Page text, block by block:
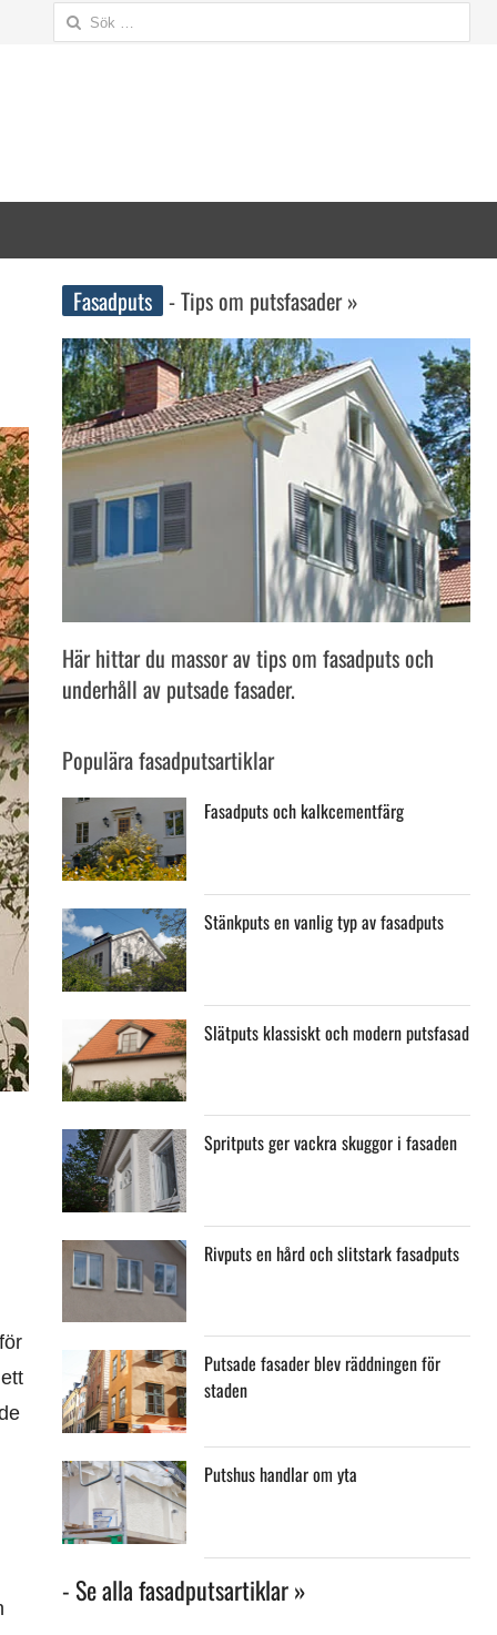
Sök
Fasadputs - Tips om putsfasader »
Här hittar du massor av tips om fasadputs och
underhåll av putsade fasader.
Populära fasadputsartiklar
Fasadputs och kalkcementfärg
Stänkputs en vanlig typ av fasadputs
Slätputs klassiskt och modern putsfasad
Spritputs ger vackra skuggor i fasaden
Rivputs en hård och slitstark fasadputs
Putsade fasader blev räddningen för
staden
Putshus handlar om yta
- Se alla fasadputsartiklar »